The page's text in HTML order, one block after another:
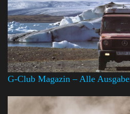
G-Club Magazin – Alle